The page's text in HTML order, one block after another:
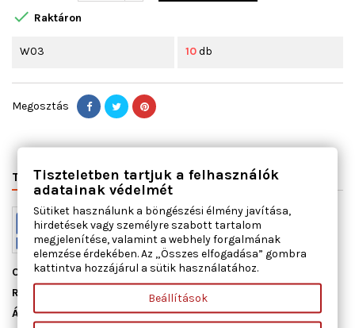
 Raktáron
W03 10db
Megosztás
TERMÉK RÉSZLETEI VÁLTÓSZÁMOK MIHEZ JÓ
Cikkszám11145100
Raktáron
ÁllapotÚj
Tiszteletben tartjuk a felhasználók
adatainak védelmét
Sütiket használunk a böngészési élmény javítása,
hirdetések vagy személyre szabott tartalom
megjelenítése, valamint a webhely forgalmának
elemzése érdekében. Az „Összes elfogadása” gombra
kattintva hozzájárul a sütik használatához.
Beállítások